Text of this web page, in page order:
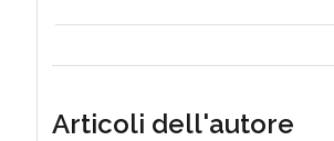
Articoli dell'autore